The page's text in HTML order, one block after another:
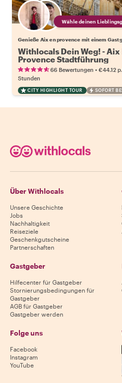
Wähle deinen
Withlocals Dein Weg! - Aix
Provence Stadtführung
66 Bewertungen • €44.12
Stunden
CITY HIGHLIGHT TOUR SOFORT
Über Withlocals
Unsere Geschichte
Jobs
Nachhaltigkeit
Reiseziele
Geschenkgutscheine
Partnerschaften
Gastgeber
Hilfecenter für Gastgeber
Stornierungsbedingungen für
Gastgeber
AGB für Gastgeber
Gastgeber werden
Folge uns
Facebook
Instagram
YouTube